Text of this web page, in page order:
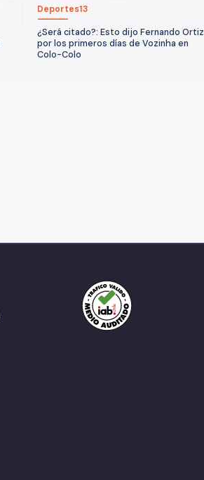
Deportes13
¿Será citado?: Esto dijo Fernando Ortiz
por los primeros días de Vozinha en
Colo-Colo